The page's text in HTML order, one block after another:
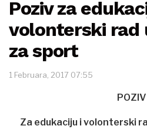
Poziv za
volonterski rad
za sport
1 Februara, 2017 07:55
POZIV
Za edukaciju i volonterski